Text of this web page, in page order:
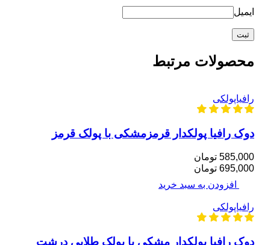
ایمیل
محصولات مرتبط
رافیاپولکی
دوک رافیا پولکدار قرمزمشکی با پولک قرمز
585,000 تومان
695,000 تومان
افزودن به سبد خرید
رافیاپولکی
دوک رافیا پولکدار مشکی با پولک طلایی درشت